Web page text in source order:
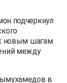
подчеркнул
новым шагам
между
в